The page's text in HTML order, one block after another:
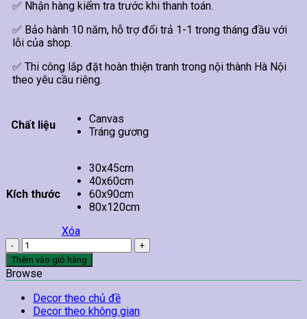
✅ Nhận hàng kiểm tra trước khi thanh toán.
✅ Bảo hành 10 năm, hỗ trợ đổi trả 1-1 trong tháng đầu với
lỗi của shop.
✅ Thi công lắp đặt hoàn thiện tranh trong nội thành Hà Nội
theo yêu cầu riêng.
Chất liệu
Canvas
Tráng gương
Kích thước
30x45cm
40x60cm
60x90cm
80x120cm
Xóa
Tranh
Spa
Tiêm
Filler
Và
Botox
Thêm vào giỏ hàng
Browse
Decor theo chủ đề
Decor theo không gian